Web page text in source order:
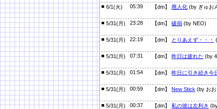
■ 6/1(火) 05:39 【dm】 廃人化 (by ぎゅお
■ 5/31(月) 23:28 【dm】 破損 (by NEO)
■ 5/31(月) 22:19 【dm】 とりあえず・・・
■ 5/31(月) 07:31 【dm】 昨日は疲れた (by
■ 5/31(月) 01:54 【dm】 昨日に引き続き今
■ 5/31(月) 00:59 【dm】 New Stick (by お
■ 5/31(月) 00:37 【dm】 私の彼は左利き